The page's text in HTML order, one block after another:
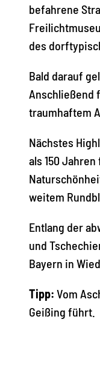
befahrene
des
Bald darauf
Anschließend
traumhaftem
Nächstes
als 150
weitem
Entlang der
und
Bayern in
Tipp: Vom
Geißing führt.